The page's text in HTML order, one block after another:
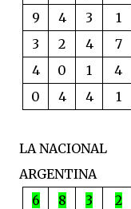
9
4 3
1
3
2 4
7
4
0 1
4
0
4 4 1
LA NACIONAL
ARGENTINA
6
8 3
2